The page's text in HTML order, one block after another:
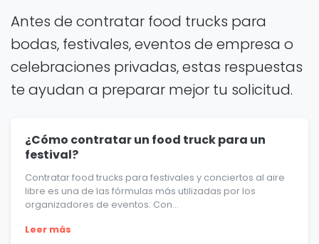
Antes de contratar food trucks para
bodas, festivales, eventos de empresa o
celebraciones privadas, estas respuestas
te ayudan a preparar mejor tu solicitud.
¿Cómo contratar un food truck para un
festival?
Contratar food trucks para festivales y conciertos al aire
libre es una de las fórmulas más utilizadas por los
organizadores de eventos. Con...
Leer más